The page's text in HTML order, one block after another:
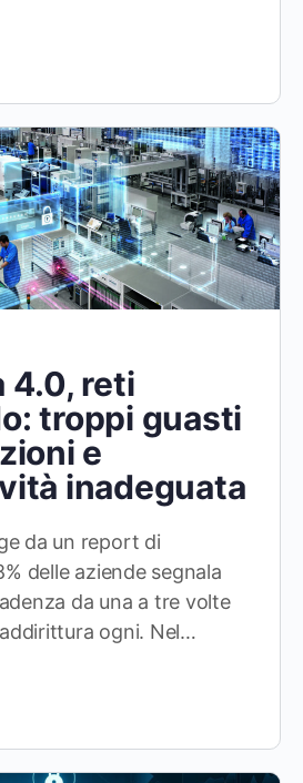
4.0, reti
troppi guasti
e
inadeguata
da un report di
delle aziende segnala
da una a tre volte
addirittura ogni. Nel…